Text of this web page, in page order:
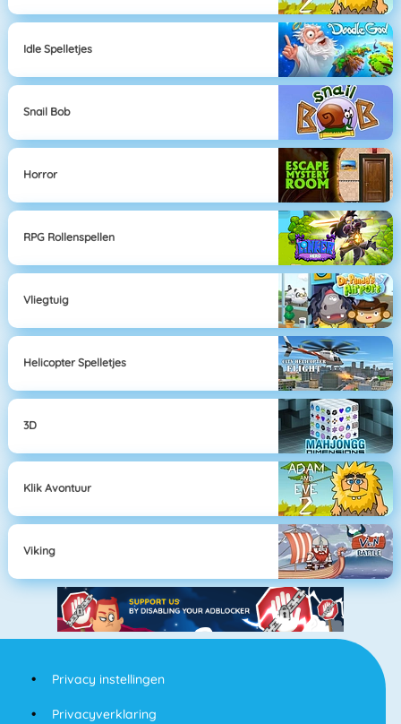
Idle Spelletjes
Snail Bob
Horror
RPG Rollenspellen
Vliegtuig
Helicopter Spelletjes
3D
Klik Avontuur
Viking
Privacy instellingen
Privacyverklaring